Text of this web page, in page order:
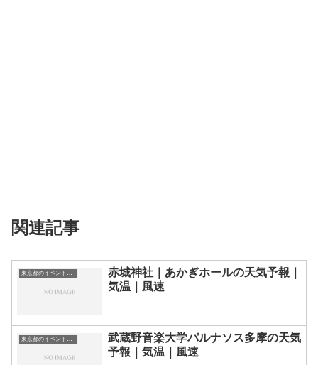
関連記事
東京都のイベント会場一覧
赤城神社｜あかぎホールの天気予報｜
気温｜風速
東京都のイベント会場一覧
武蔵野音楽大学パルナソス多摩の天気
予報｜気温｜風速